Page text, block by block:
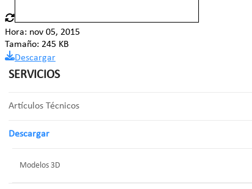
Hora: nov 05, 2015
Tamaño: 245 KB
Descargar
SERVICIOS
Artículos Técnicos
Descargar
Modelos 3D